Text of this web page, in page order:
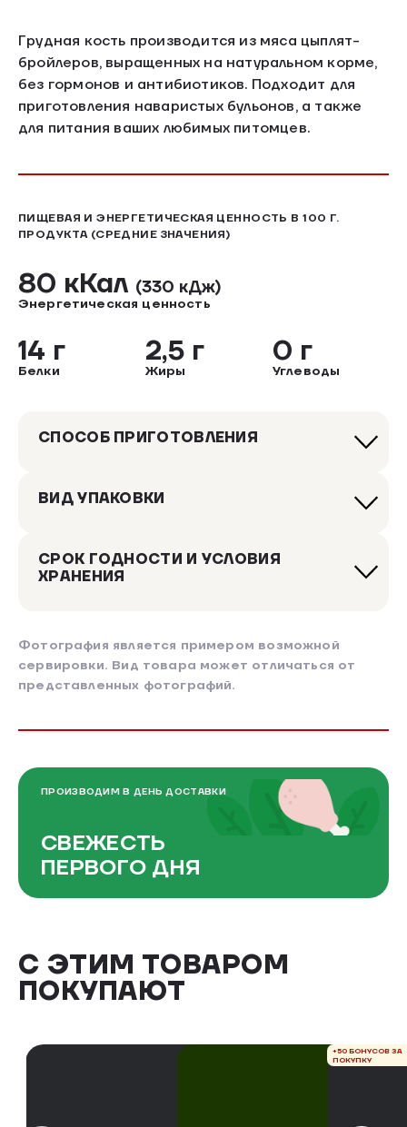
Грудная кость производится из мяса цыплят-
бройлеров, выращенных на натуральном корме,
без гормонов и антибиотиков. Подходит для
приготовления наваристых бульонов, а также
для питания ваших любимых питомцев.
ПИЩЕВАЯ И ЭНЕРГЕТИЧЕСКАЯ ЦЕННОСТЬ В 100 Г.
ПРОДУКТА (СРЕДНИЕ ЗНАЧЕНИЯ)
80 кКал (330 кДж)
Энергетическая ценность
14 г
Белки
2,5 г
Жиры
0 г
Углеводы
СПОСОБ ПРИГОТОВЛЕНИЯ
ВИД УПАКОВКИ
СРОК ГОДНОСТИ И УСЛОВИЯ
ХРАНЕНИЯ
Фотография является примером возможной
сервировки. Вид товара может отличаться от
представленных фотографий.
ПРОИЗВОДИМ В ДЕНЬ ДОСТАВКИ
СВЕЖЕСТЬ
ПЕРВОГО ДНЯ
С ЭТИМ ТОВАРОМ
ПОКУПАЮТ
+50 БОНУСОВ ЗА
ПОКУПКУ